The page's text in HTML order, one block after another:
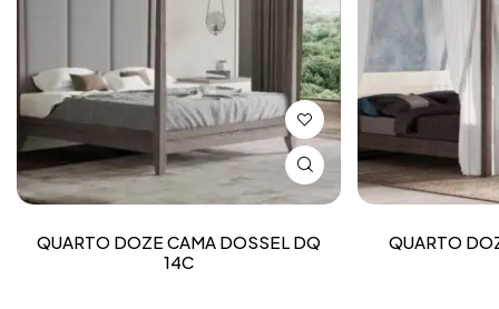
QUARTO DOZE CAMA DOSSEL DQ
14C
QUARTO